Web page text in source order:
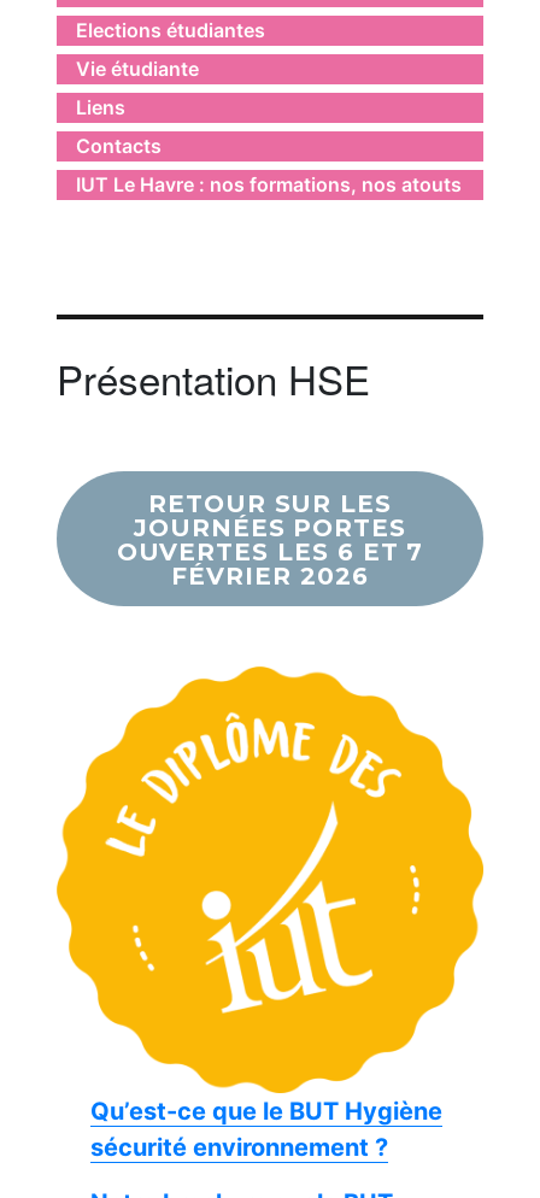
Elections étudiantes
Vie étudiante
Liens
Contacts
IUT Le Havre : nos formations, nos atouts
Présentation HSE
RETOUR SUR LES
JOURNÉES PORTES
OUVERTES LES 6 ET 7
FÉVRIER 2026
Qu’est-ce que le BUT Hygiène
sécurité environnement ?